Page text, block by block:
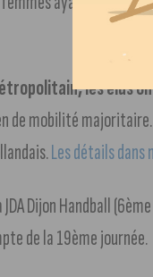
les élus
de mobilité
Les détails
JDA Dijon Handball
de la 19ème journée.